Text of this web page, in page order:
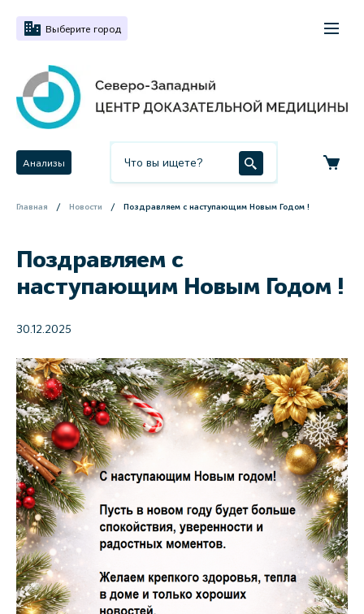
Выберите город
Анализы
Главная Новости Поздравляем с наступающим Новым Годом !
Поздравляем с
наступающим Новым Годом !
30.12.2025